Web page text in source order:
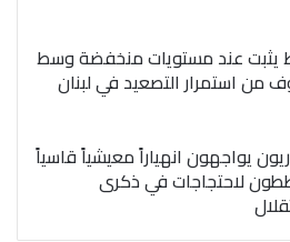
يثبت عند مستويات منخفضة وسط
من استمرار التصعيد في لبنان
يواجهون انهياراً معيشياً قاسياً
لاحتجاجات في ذكرى